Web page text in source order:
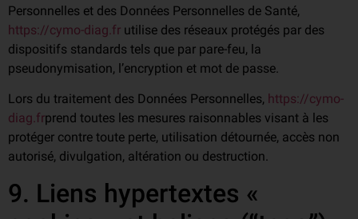
Personnelles et des Données Personnelles de Santé,
https://cymo-diag.fr utilise des réseaux protégés par des
dispositifs standards tels que par pare-feu, la
pseudonymisation, l’encryption et mot de passe.
Lors du traitement des Données Personnelles, https://cymo-
diag.frprend toutes les mesures raisonnables visant à les
protéger contre toute perte, utilisation détournée, accès non
autorisé, divulgation, altération ou destruction.
9. Liens hypertextes «